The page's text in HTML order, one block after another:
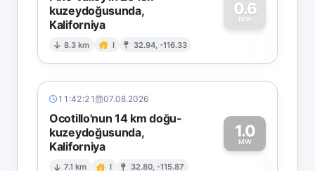
kuzeydoğusunda,
Kaliforniya
8.3 km I 32.94, -116.33
0.6
MW
0
11:42:21 07.08.2026
Ocotillo'nun 14 km doğu-
kuzeydoğusunda,
Kaliforniya
7.1 km I 32.80, -115.87
1.0
MW